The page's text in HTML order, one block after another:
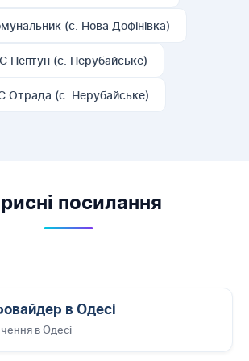
(с. Нова Дофінівка)
Нептун (с. Нерубайське)
Отрада (с. Нерубайське)
посилання
в Одесі
в Одесі